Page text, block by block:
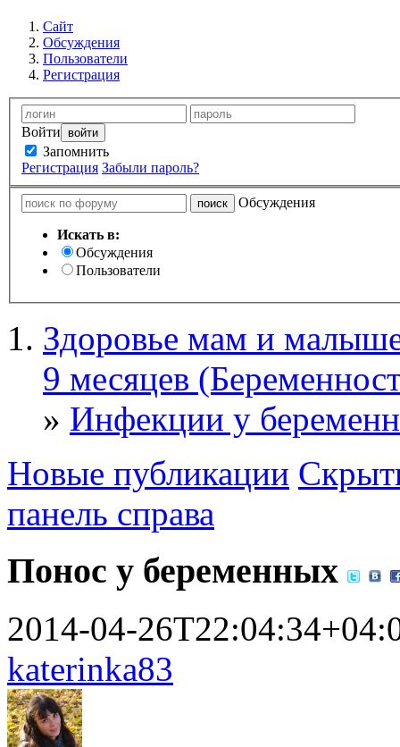
Сайт
Обсуждения
Пользователи
Регистрация
Войти
Запомнить
Регистрация Забыли пароль?
Обсуждения
Искать в:
Обсуждения
Пользователи
Здоровье мам и
9 месяцев
» Инфекции у
Новые публикации
панель справа
Понос у беременных
2014-04-
katerinka83